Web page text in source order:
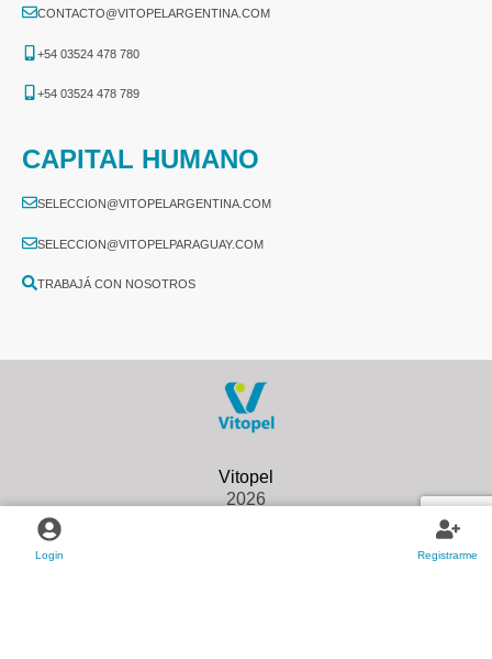
Login Registrarme
CONTACTO@VITOPELARGENTINA.COM
+54 03524 478 780​
+54 03524 478 789​
CAPITAL HUMANO
SELECCION@VITOPELARGENTINA.COM
SELECCION@VITOPELPARAGUAY.COM
TRABAJÁ CON NOSOTROS
2026